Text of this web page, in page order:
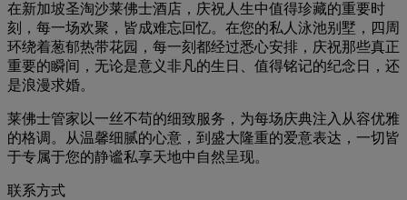
在新加坡圣淘沙莱佛士酒店，庆祝人生中值得珍藏的重要时
刻，每一场欢聚，皆成难忘回忆。在您的私人泳池别墅，四周
环绕着葱郁热带花园，每一刻都经过悉心安排，庆祝那些真正
重要的瞬间，无论是意义非凡的生日、值得铭记的纪念日，还
是浪漫求婚。
莱佛士管家以一丝不苟的细致服务，为每场庆典注入从容优雅
的格调。从温馨细腻的心意，到盛大隆重的爱意表达，一切皆
于专属于您的静谧私享天地中自然呈现。
联系方式